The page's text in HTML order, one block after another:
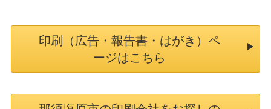
印刷（広告・報告書・はがき）ペ
ージはこちら